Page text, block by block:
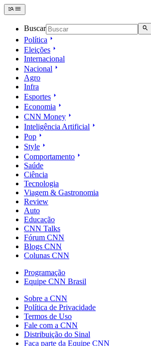
Buscar
Política
Eleições
Internacional
Nacional
Agro
Infra
Esportes
Economia
CNN Money
Inteligência Artificial
Pop
Style
Comportamento
Saúde
Ciência
Tecnologia
Viagem & Gastronomia
Review
Auto
Educação
CNN Talks
Fórum CNN
Blogs CNN
Colunas CNN
Programação
Equipe CNN Brasil
Sobre a CNN
Política de Privacidade
Termos de Uso
Fale com a CNN
Distribuição do Sinal
Faça parte da Equipe CNN